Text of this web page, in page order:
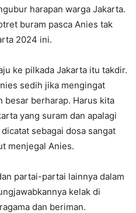
harapan warga Jakarta.
buram pasca Anies tak
2024 ini.
ke pilkada Jakarta itu takdir.
sedih jika mengingat
besar berharap. Harus kita
yang suram dan apalagi
sebagai dosa sangat
menjegal Anies.
partai-partai lainnya dalam
kelak di
dan beriman.